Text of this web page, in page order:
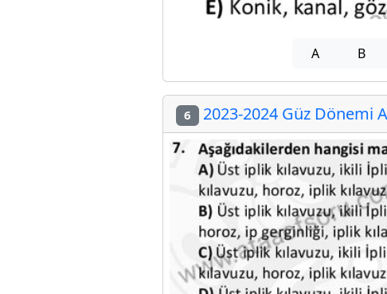
A B
6 2023-2024 Güz Dönemi